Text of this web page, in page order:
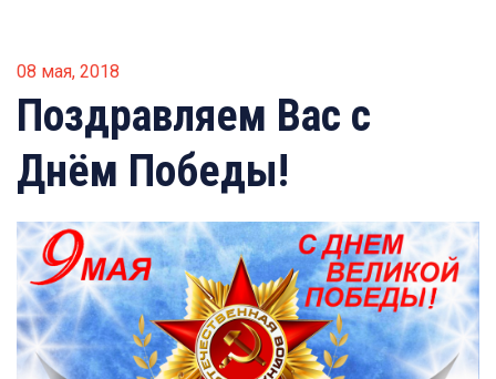
08 мая, 2018
Поздравляем Вас с
Днём Победы!